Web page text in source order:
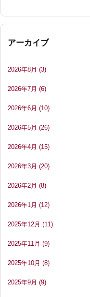
アーカイブ
2026年8月 (3)
2026年7月 (6)
2026年6月 (10)
2026年5月 (26)
2026年4月 (15)
2026年3月 (20)
2026年2月 (8)
2026年1月 (12)
2025年12月 (11)
2025年11月 (9)
2025年10月 (8)
2025年9月 (9)